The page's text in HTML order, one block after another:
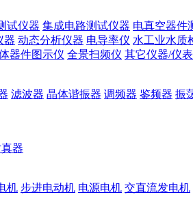
试仪器 集成电路测试仪器 电真空器件
器 动态分析仪器 电导率仪 水工业水质
器件图示仪 全景扫频仪 其它仪器/仪表
滤波器 晶体谐振器 调频器 鉴频器 振
器
机 步进电动机 电源电机 交直流发电机